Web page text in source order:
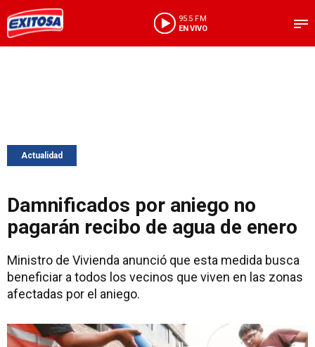
95.5 FM
EN VIVO
Actualidad
Damnificados por aniego no
pagarán recibo de agua de enero
Ministro de Vivienda anunció que esta medida busca
beneficiar a todos los vecinos que viven en las zonas
afectadas por el aniego.